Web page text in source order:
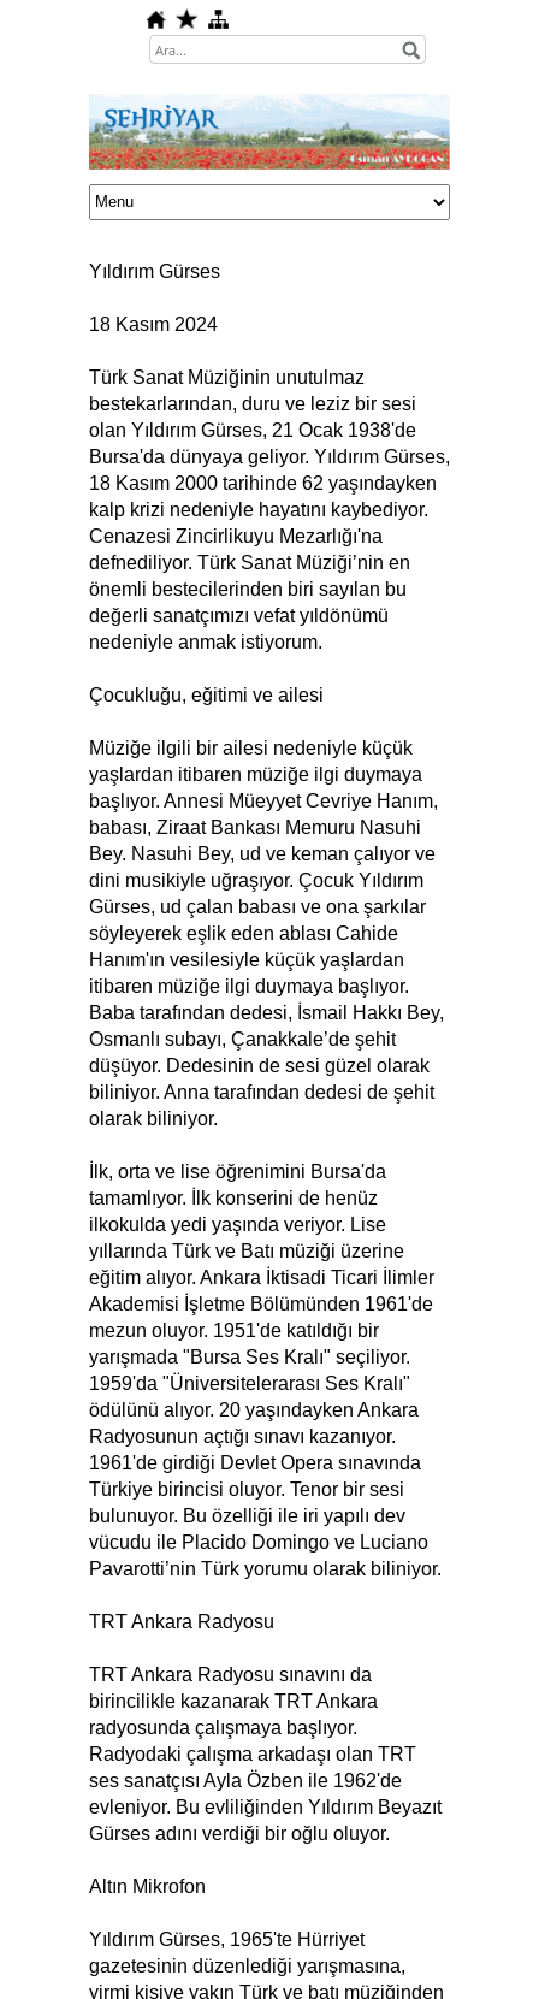
Yıldırım Gürses
18 Kasım 2024
Türk Sanat Müziğinin unutulmaz
bestekarlarından, duru ve leziz bir sesi
olan Yıldırım Gürses, 21 Ocak 1938'de
Bursa'da dünyaya geliyor. Yıldırım Gürses,
18 Kasım 2000 tarihinde 62 yaşındayken
kalp krizi nedeniyle hayatını kaybediyor.
Cenazesi Zincirlikuyu Mezarlığı'na
defnediliyor. Türk Sanat Müziği’nin en
önemli bestecilerinden biri sayılan bu
değerli sanatçımızı vefat yıldönümü
nedeniyle anmak istiyorum.
Çocukluğu, eğitimi ve ailesi
Müziğe ilgili bir ailesi nedeniyle küçük
yaşlardan itibaren müziğe ilgi duymaya
başlıyor. Annesi Müeyyet Cevriye Hanım,
babası, Ziraat Bankası Memuru Nasuhi
Bey. Nasuhi Bey, ud ve keman çalıyor ve
dini musikiyle uğraşıyor. Çocuk Yıldırım
Gürses, ud çalan babası ve ona şarkılar
söyleyerek eşlik eden ablası Cahide
Hanım'ın vesilesiyle küçük yaşlardan
itibaren müziğe ilgi duymaya başlıyor.
Baba tarafından dedesi, İsmail Hakkı Bey,
Osmanlı subayı, Çanakkale’de şehit
düşüyor. Dedesinin de sesi güzel olarak
biliniyor. Anna tarafından dedesi de şehit
olarak biliniyor.
İlk, orta ve lise öğrenimini Bursa'da
tamamlıyor. İlk konserini de henüz
ilkokulda yedi yaşında veriyor. Lise
yıllarında Türk ve Batı müziği üzerine
eğitim alıyor. Ankara İktisadi Ticari İlimler
Akademisi İşletme Bölümünden 1961'de
mezun oluyor. 1951'de katıldığı bir
yarışmada "Bursa Ses Kralı" seçiliyor.
1959'da "Üniversitelerarası Ses Kralı"
ödülünü alıyor. 20 yaşındayken Ankara
Radyosunun açtığı sınavı kazanıyor.
1961'de girdiği Devlet Opera sınavında
Türkiye birincisi oluyor. Tenor bir sesi
bulunuyor. Bu özelliği ile iri yapılı dev
vücudu ile Placido Domingo ve Luciano
Pavarotti’nin Türk yorumu olarak biliniyor.
TRT Ankara Radyosu
TRT Ankara Radyosu sınavını da
birincilikle kazanarak TRT Ankara
radyosunda çalışmaya başlıyor.
Radyodaki çalışma arkadaşı olan TRT
ses sanatçısı Ayla Özben ile 1962'de
evleniyor. Bu evliliğinden Yıldırım Beyazıt
Gürses adını verdiği bir oğlu oluyor.
Altın Mikrofon
Yıldırım Gürses, 1965'te Hürriyet
gazetesinin düzenlediği yarışmasına,
yirmi kişiye yakın Türk ve batı müziğinden